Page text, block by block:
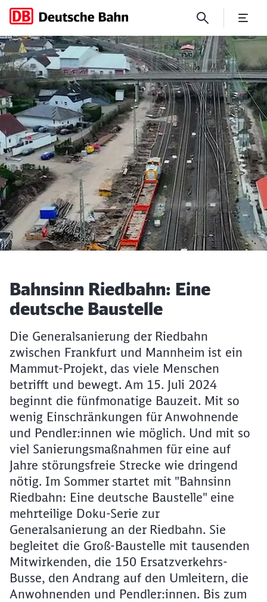
Bahnsinn Riedbahn: Eine
Artikel:
Bahnsinn Riedbahn: Eine
deutsche Baustelle
Die Generalsanierung der Riedbahn
zwischen Frankfurt und Mannheim ist ein
Mammut-Projekt, das viele Menschen
betrifft und bewegt. Am 15. Juli 2024
beginnt die fünfmonatige Bauzeit. Mit so
wenig Einschränkungen für Anwohnende
und Pendler:innen wie möglich. Und mit so
viel Sanierungsmaßnahmen für eine auf
Jahre störungsfreie Strecke wie dringend
nötig. Im Sommer startet mit "Bahnsinn
Riedbahn: Eine deutsche Baustelle" eine
mehrteilige Doku-Serie zur
Generalsanierung an der Riedbahn. Sie
begleitet die Groß-Baustelle mit tausenden
Mitwirkenden, die 150 Ersatzverkehrs-
Busse, den Andrang auf den Umleitern, die
Anwohnenden und Pendler:innen. Bis zum